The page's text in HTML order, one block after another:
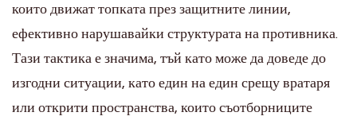
които движат топката през защитните линии,
ефективно нарушавайки структурата на противника.
Тази тактика е значима, тъй като може да доведе до
изгодни ситуации, като един на един срещу вратаря
или открити пространства, които съотборниците